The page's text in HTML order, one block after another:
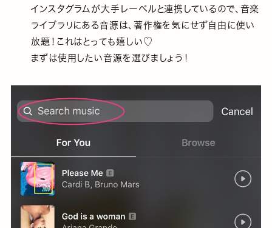
インスタグラムが大手レーベルと連携しているので、音楽
ライブラリにある音源は、著作権を気にせず自由に使い
放題！これはとっても嬉しい♡
まずは使用したい音源を選びましょう！